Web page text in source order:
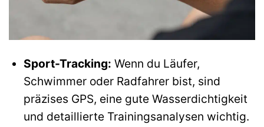
Sport-Tracking: Wenn du Läufer,
Schwimmer oder Radfahrer bist, sind
präzises GPS, eine gute Wasserdichtigkeit
und detaillierte Trainingsanalysen wichtig.